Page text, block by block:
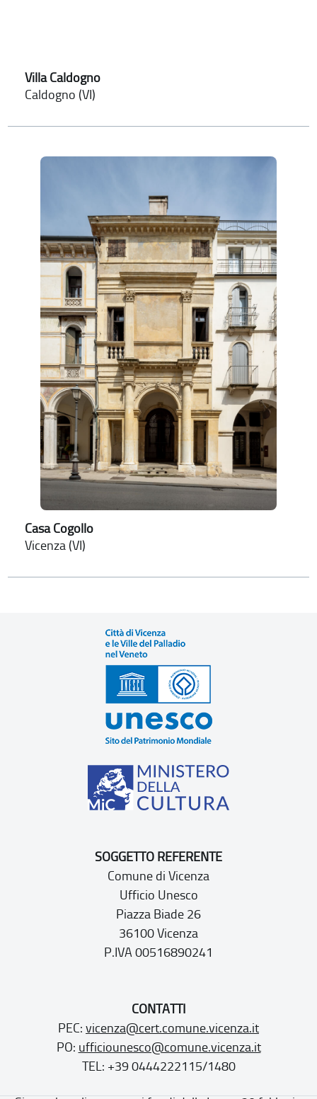
Villa Caldogno
Caldogno (VI)
Casa Cogollo
Vicenza (VI)
SOGGETTO REFERENTE
Comune di Vicenza
Ufficio Unesco
Piazza Biade 26
36100 Vicenza
P.IVA 00516890241
CONTATTI
PEC: vicenza@cert.comune.vicenza.it
PO: ufficiounesco@comune.vicenza.it
TEL: +39 0444222115/1480